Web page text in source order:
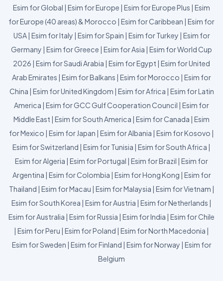
Esim for Global | Esim for Europe | Esim for Europe Plus | Esim
for Europe (40 areas) & Morocco | Esim for Caribbean | Esim for
USA| Esim for Italy | Esim for Spain | Esim for Turkey | Esim for
Germany | Esim for Greece | Esim for Asia | Esim for World Cup
2026 | Esim for Saudi Arabia | Esim for Egypt | Esim for United
Arab Emirates | Esim for Balkans | Esim for Morocco | Esim for
China | Esim for United Kingdom | Esim for Africa | Esim for Latin
America | Esim for GCC Gulf Cooperation Council | Esim for
Middle East | Esim for South America | Esim for Canada | Esim
for Mexico | Esim for Japan | Esim for Albania | Esim for Kosovo |
Esim for Switzerland | Esim for Tunisia | Esim for South Africa |
Esim for Algeria | Esim for Portugal | Esim for Brazil | Esim for
Argentina | Esim for Colombia | Esim for Hong Kong | Esim for
Thailand | Esim for Macau | Esim for Malaysia | Esim for Vietnam |
Esim for South Korea | Esim for Austria | Esim for Netherlands |
Esim for Australia | Esim for Russia | Esim for India | Esim for Chile
| Esim for Peru | Esim for Poland | Esim for North Macedonia |
Esim for Sweden | Esim for Finland | Esim for Norway | Esim for
Belgium